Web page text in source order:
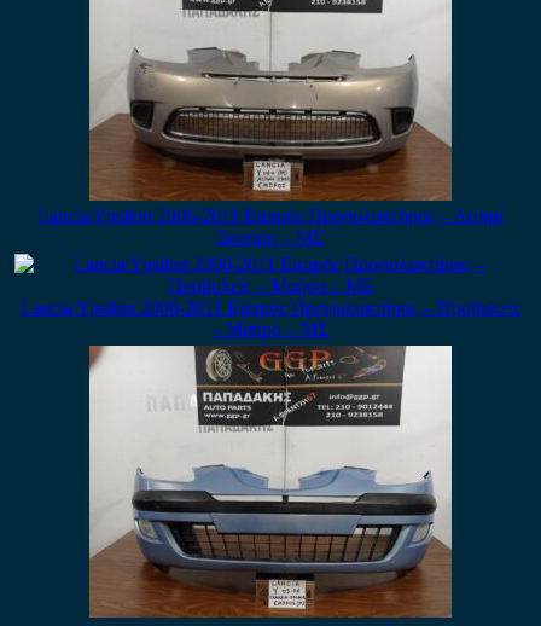
Lancia Ypsilon 2006-2011 Εμπρός Προφυλακτήρας – Ασημί
Σκούρο – ΜΣ
Lancia Ypsilon 2006-2011 Εμπρός Προφυλακτήρας – Προβολείς
– Μαύρο – ΜΣ